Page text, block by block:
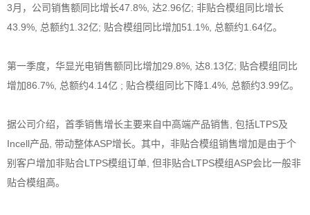
3月，公司销售额同比增长47.8%, 达2.96亿; 非贴合模组同比增长
43.9%, 总额约1.32亿; 贴合模组同比增加51.1%, 总额约1.64亿。
第一季度，华显光电销售额同比增加29.8%, 达8.13亿; 贴合模组同比
增加86.7%, 总额约4.14亿 ; 贴合模组同比下降1.4%, 总额约3.99亿。
据公司介绍，首季销售增长主要来自中高端产品销售, 包括LTPS及
Incell产品, 带动整体ASP增长。其中，非贴合模组销售增加是由于个
别客户增加非贴合LTPS模组订单, 但非贴合LTPS模组ASP会比一般非
贴合模组高。